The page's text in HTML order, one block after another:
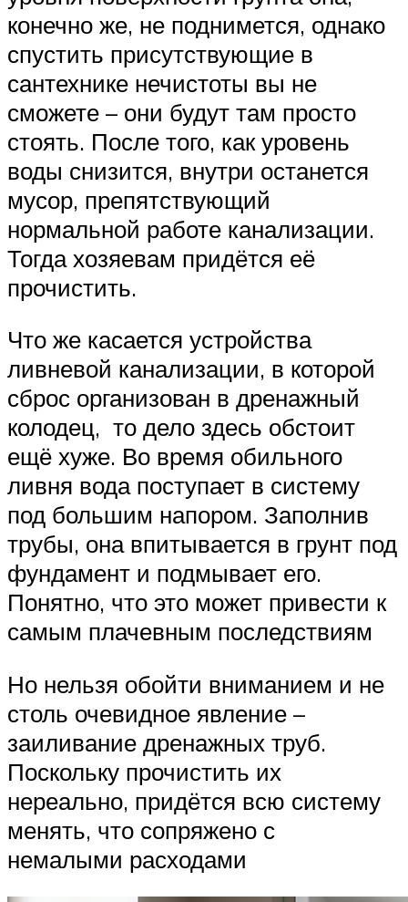
конечно же, не поднимется, однако
спустить присутствующие в
сантехнике нечистоты вы не
сможете – они будут там просто
стоять. После того, как уровень
воды снизится, внутри останется
мусор, препятствующий
нормальной работе канализации.
Тогда хозяевам придётся её
прочистить.
Что же касается устройства
ливневой канализации, в которой
сброс организован в дренажный
колодец, то дело здесь обстоит
ещё хуже. Во время обильного
ливня вода поступает в систему
под большим напором. Заполнив
трубы, она впитывается в грунт под
фундамент и подмывает его.
Понятно, что это может привести к
самым плачевным последствиям
Но нельзя обойти вниманием и не
столь очевидное явление –
заиливание дренажных труб.
Поскольку прочистить их
нереально, придётся всю систему
менять, что сопряжено с
немалыми расходами